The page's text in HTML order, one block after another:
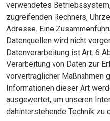
verwendetes
zugreifenden Rechners,
Adresse. Eine
Datenquellen wird nicht
Datenverarbeitung ist Art. 6
Verarbeitung von Daten zur
vorvertraglicher Maßnahmen
Informationen dieser Art
ausgewertet, um unseren
dahinterstehende Technik zu